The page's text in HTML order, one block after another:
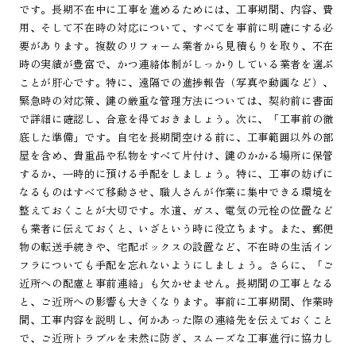
です。長期不在中に工事を進めるためには、工事期間、内容、費
用、そして不在時の対応について、すべてを事前に明確にする必
要があります。複数のリフォーム業者から見積もりを取り、不在
時の実績が豊富で、かつ連絡体制がしっかりしている業者を選ぶ
ことが肝心です。特に、遠隔での進捗報告（写真や動画など）、
緊急時の対応策、鍵の厳重な管理方法については、契約前に書面
で詳細に確認し、合意を得ておきましょう。次に、「工事前の徹
底した準備」です。自宅を長期間空ける前に、工事範囲以外の部
屋を含め、貴重品や私物をすべて片付け、鍵のかかる場所に保管
するか、一時的に預ける手配をしましょう。特に、工事の妨げに
なるものはすべて移動させ、職人さんが作業に集中できる環境を
整えておくことが大切です。水道、ガス、電気の元栓の位置など
も業者に伝えておくと、いざという時に役立ちます。また、郵便
物の転送手続きや、宅配ボックスの設置など、不在時の生活イン
フラについても手配を忘れないようにしましょう。さらに、「ご
近所への配慮と事前連絡」も欠かせません。長期間の工事となる
と、ご近所への影響も大きくなります。事前に工事期間、作業時
間、工事内容を説明し、何かあった際の連絡先を伝えておくこと
で、ご近所トラブルを未然に防ぎ、スムーズな工事進行に協力し